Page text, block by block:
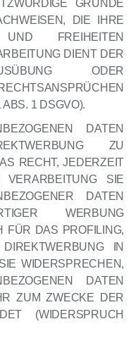
GRÜNDE
DIE IHRE
FREIHEITEN
DIENT DER
ODER
1 DSGVO).
DATEN
ZU
RECHT, JEDERZEIT
SIE
DATEN
WERBUNG
FÜR DAS PROFILING,
IN
WIDERSPRECHEN,
DATEN
ZUM ZWECKE DER
(WIDERSPRUCH